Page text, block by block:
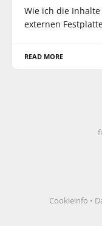
Wie ich die
externen
READ MORE
Cookieinfo •